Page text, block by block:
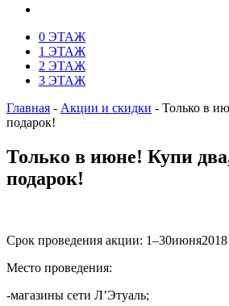
0 ЭТАЖ
1 ЭТАЖ
2 ЭТАЖ
3 ЭТАЖ
Главная - Акции и скидки - Только в
подарок!
Только в июне! Купи
подарок!
Срок проведения акции: 1–30июня2018
Место проведения:
-магазины сети Л’Этуаль;